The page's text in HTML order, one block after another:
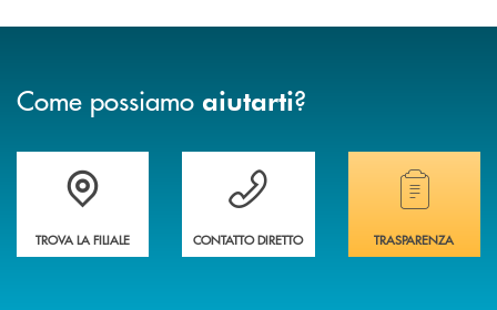
Come possiamo aiutarti?
Accedi all' elenco completo delle filiali
TROVA LA FILIALE
Vuoi avere maggiori informazioni sulla
CONTATTO DIRETTO
Hai bisogno di
TRASPARENZA